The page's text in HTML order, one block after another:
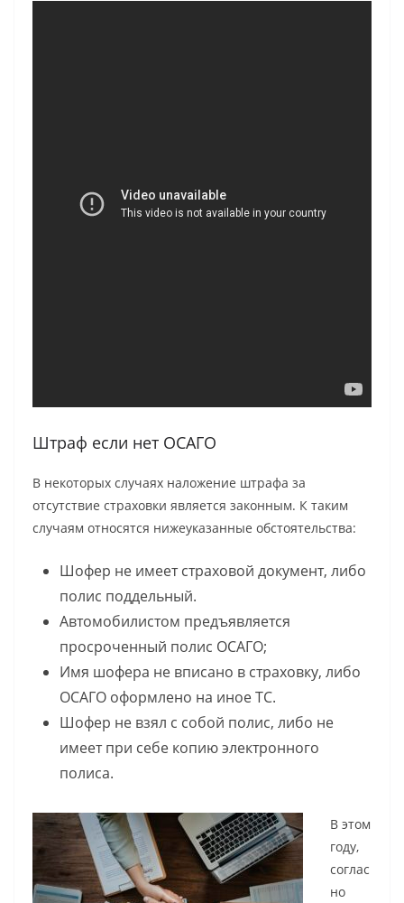
Штраф если нет ОСАГО
В некоторых случаях наложение штрафа за
отсутствие страховки является законным. К таким
случаям относятся нижеуказанные обстоятельства:
Шофер не имеет страховой документ, либо
полис поддельный.
Автомобилистом предъявляется
просроченный полис ОСАГО;
Имя шофера не вписано в страховку, либо
ОСАГО оформлено на иное ТС.
Шофер не взял с собой полис, либо не
имеет при себе копию электронного
полиса.
В этом
году,
соглас
но